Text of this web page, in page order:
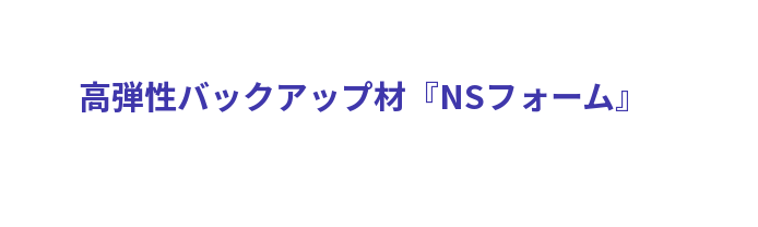
高弾性バックアップ材『NSフォーム』